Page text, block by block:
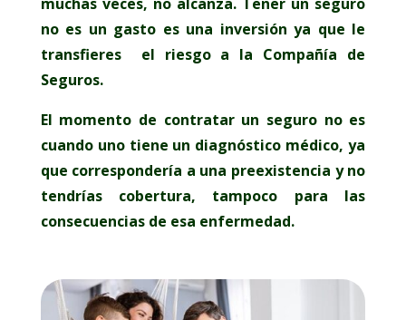
no es un gasto es una inversión ya que le
transfieres
el riesgo a la Compañía de
Seguros.
El momento de contratar un seguro no es
cuando uno tiene un diagnóstico médico, ya
que correspondería a una preexistencia y no
tendrías cobertura, tampoco para las
consecuencias de esa enfermedad.